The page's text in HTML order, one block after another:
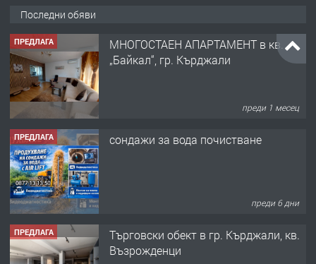
Последни обяви
ПРЕДЛАГА
МНОГОСТАЕН АПАРТАМЕНТ в кв.
„Байкал“, гр. Кърджали
преди 1 месец
ПРЕДЛАГА сондажи за вода почистване
преди 6 дни
ПРЕДЛАГА
Tърговски обект в гр. Кърджали, кв.
Възрожденци